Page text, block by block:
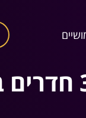
כתבה – 1.55